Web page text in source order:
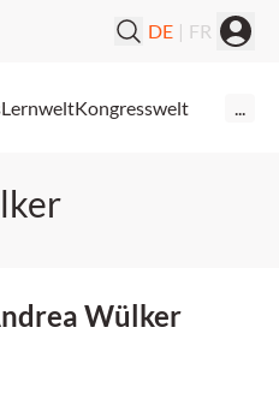
DE | FR
LernweltKongresswelt
Wülker